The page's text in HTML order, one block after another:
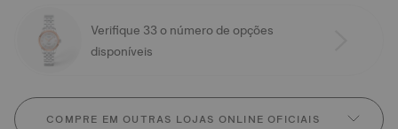
Verifique 33 o número de opções
disponíveis
COMPRE EM OUTRAS LOJAS ONLINE OFICIAIS